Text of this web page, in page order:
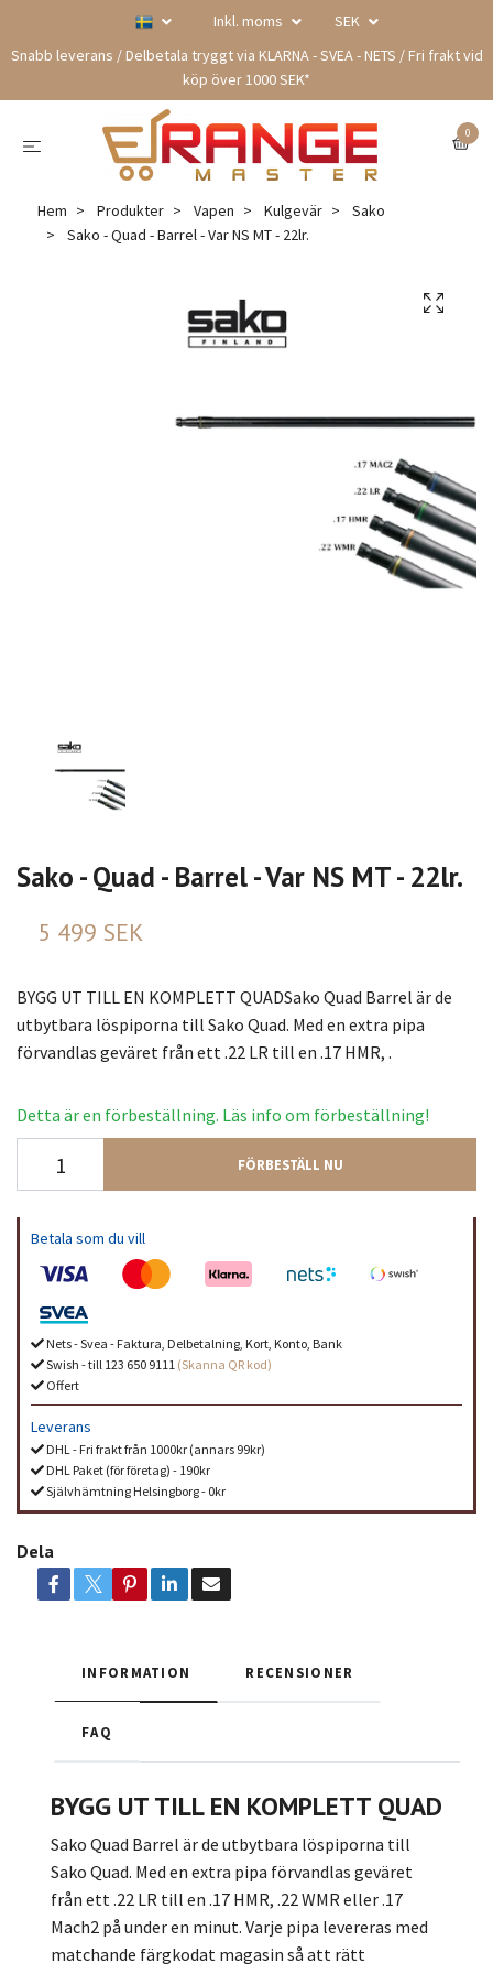
Inkl. moms
SEK
Snabb leverans / Delbetala tryggt via KLARNA - SVEA - NETS / Fri frakt vid
köp över 1000 SEK*
0
Hem Produkter Vapen Kulgevär
Sako
Sako - Quad - Barrel - Var NS MT - 22lr.
Sako - Quad - Barrel - Var NS MT - 22lr.
5 499 SEK
BYGG UT TILL EN KOMPLETT QUADSako Quad Barrel är de
utbytbara löspiporna till Sako Quad. Med en extra pipa
förvandlas geväret från ett .22 LR till en .17 HMR, .
Detta är en förbeställning. Läs info om förbeställning!
FÖRBESTÄLL NU
Betala som du vill
Nets - Svea - Faktura, Delbetalning, Kort, Konto, Bank
Swish - till 123 650 9111 (Skanna QR kod)
Offert
Leverans
DHL - Fri frakt från 1000kr (annars 99kr)
DHL Paket (för företag) - 190kr
Självhämtning Helsingborg - 0kr
Dela
INFORMATION RECENSIONER
FAQ
BYGG UT TILL EN KOMPLETT QUAD
Sako Quad Barrel är de utbytbara löspiporna till
Sako Quad. Med en extra pipa förvandlas geväret
från ett .22 LR till en .17 HMR, .22 WMR eller .17
Mach2 på under en minut. Varje pipa levereras med
matchande färgkodat magasin så att rätt